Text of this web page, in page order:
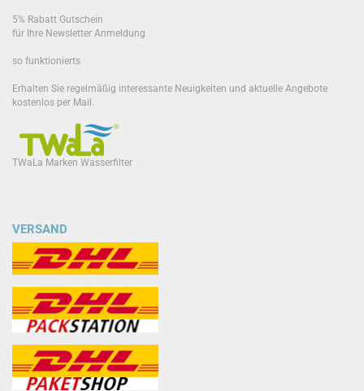
5% Rabatt Gutschein
für Ihre Newsletter Anmeldung
so funktionierts
Erhalten Sie regelmäßig interessante Neuigkeiten und aktuelle Angebote
kostenlos per Mail.
TWaLa Marken Wasserfilter
VERSAND